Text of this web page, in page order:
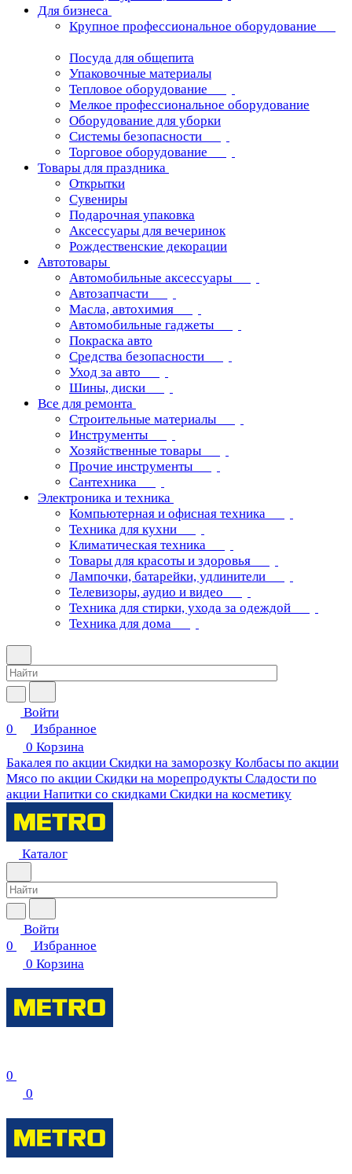
Для бизнеса
Крупное профессиональное оборудование
Посуда для общепита
Упаковочные материалы
Тепловое оборудование
Мелкое профессиональное оборудование
Оборудование для уборки
Системы безопасности
Торговое оборудование
Товары для праздника
Открытки
Сувениры
Подарочная упаковка
Аксессуары для вечеринок
Рождественские декорации
Автотовары
Автомобильные аксессуары
Автозапчасти
Масла, автохимия
Автомобильные гаджеты
Покраска авто
Средства безопасности
Уход за авто
Шины, диски
Все для ремонта
Строительные материалы
Инструменты
Хозяйственные товары
Прочие инструменты
Сантехника
Электроника и техника
Компьютерная и офисная техника
Техника для кухни
Климатическая техника
Товары для красоты и здоровья
Лампочки, батарейки, удлинители
Телевизоры, аудио и видео
Техника для стирки, ухода за одеждой
Техника для дома
Войти
0
Избранное
0 Корзина
Бакалея по акции Скидки на заморозку Колбасы по акции
Мясо по акции Скидки на морепродукты Сладости по
акции Напитки со скидками Скидки на косметику
Каталог
Войти
0
Избранное
0 Корзина
0
0